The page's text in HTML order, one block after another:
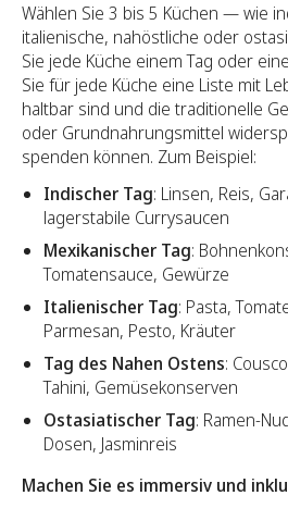
Wählen Sie 3 bis 5 Küchen — wie
italienische, nahöstliche oder
Sie jede Küche einem Tag oder
Sie für jede Küche eine Liste mit
haltbar sind und die traditionelle
oder Grundnahrungsmittel
spenden können. Zum Beispiel:
Indischer Tag: Linsen, Reis,
lagerstabile Currysaucen
Mexikanischer Tag:
Tomatensauce, Gewürze
Italienischer Tag: Pasta,
Parmesan, Pesto, Kräuter
Tag des Nahen Ostens:
Tahini, Gemüsekonserven
Ostasiatischer Tag: Ramen-
Dosen, Jasminreis
Machen Sie es immersiv und